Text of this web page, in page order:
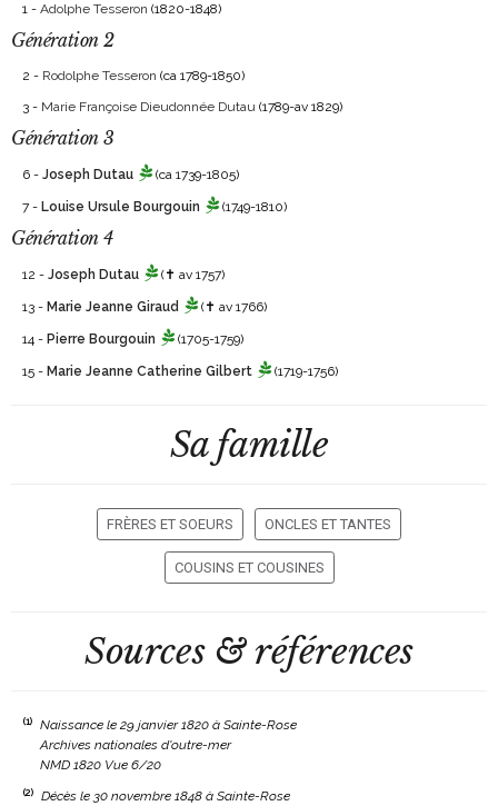
1 - Adolphe Tesseron (1820-1848)
Génération 2
2 - Rodolphe Tesseron (ca 1789-1850)
3 - Marie Françoise Dieudonnée Dutau (1789-av 1829)
Génération 3
6 - Joseph Dutau (ca 1739-1805)
7 - Louise Ursule Bourgouin (1749-1810)
Génération 4
12 - Joseph Dutau (✝ av 1757)
13 - Marie Jeanne Giraud (✝ av 1766)
14 - Pierre Bourgouin (1705-1759)
15 - Marie Jeanne Catherine Gilbert (1719-1756)
Sa famille
FRÈRES ET SOEURS ONCLES ET TANTES
COUSINS ET COUSINES
Sources & références
(1)
Naissance le 29 janvier 1820 à Sainte-Rose
Archives nationales d'outre-mer
NMD 1820 Vue 6/20
(2) Décès le 30 novembre 1848 à Sainte-Rose